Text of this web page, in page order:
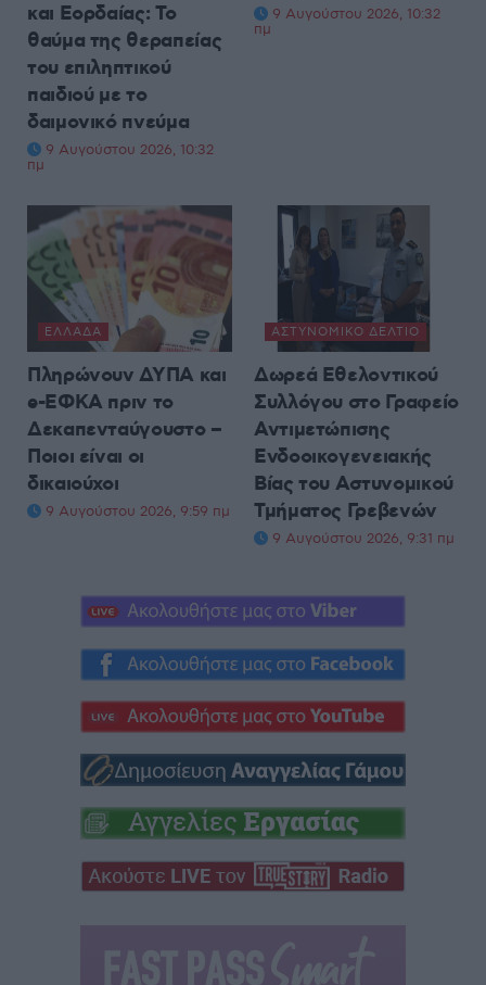
και Εορδαίας: Το
θαύμα της θεραπείας
του επιληπτικού
παιδιού με το
δαιμονικό πνεύμα
9 Αυγούστου 2026, 10:32
πμ
9 Αυγούστου 2026, 10:32
πμ
ΕΛΛΆΔΑ
Πληρώνουν ΔΥΠΑ και
e-ΕΦΚΑ πριν το
Δεκαπενταύγουστο –
Ποιοι είναι οι
δικαιούχοι
9 Αυγούστου 2026, 9:59 πμ
ΑΣΤΥΝΟΜΙΚΌ ΔΕΛΤΊΟ
Δωρεά Εθελοντικού
Συλλόγου στο Γραφείο
Αντιμετώπισης
Ενδοοικογενειακής
Βίας του Αστυνομικού
Τμήματος Γρεβενών
9 Αυγούστου 2026, 9:31 πμ